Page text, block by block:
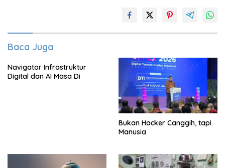
Baca Juga
Navigator Infrastruktur
Digital dan AI Masa Di
Bukan Hacker Canggih, tapi
Manusia